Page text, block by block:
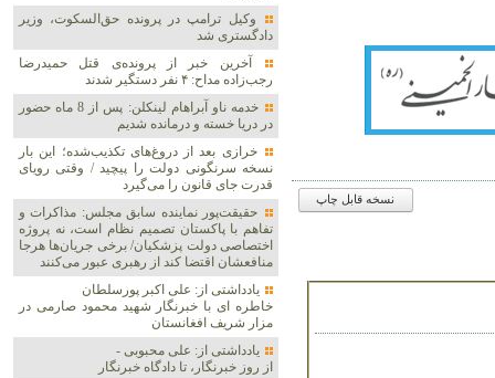
نسخه قابل چاپ
وکیل ترامپ در پرونده حق‌السکوت، وزیر
دادگستری شد
آخرین خبر از پرونده‌ی قتل حمیدرضا
رجب‌زاده مداح: ۴ نفر دستگیر شدند
خدمه ناو آبراهام لینکلن: پس از 8 ماه حضور
در دریا خسته و درمانده‌ شدیم
خرازی بعد از دروغ‌های تکذیب‌شده؛ این بار
نسخه سرنگونی دولت را پیچید / وقتی رویای
قدرت جای قانون را می‌گیرد
حقیقت‌پور نماینده سابق مجلس: مذاکرات و
تفاهم با پاکستان تصمیم نظام است، نه پروژه
اختصاصی دولت پزشکیان/ برخی جریان‌ها هرجا
منافعشان اقتضا کند از رهبری عبور می‌کنند
یادداشتی از: علی اکبر پورسلطان
خاطره ای با خبرنگار شهید محمود صارمی در
مزار شریف افغانستان
یادداشتی از: علی محبوبی -
از روز خبرنگار، تا دادگاه خبرنگار